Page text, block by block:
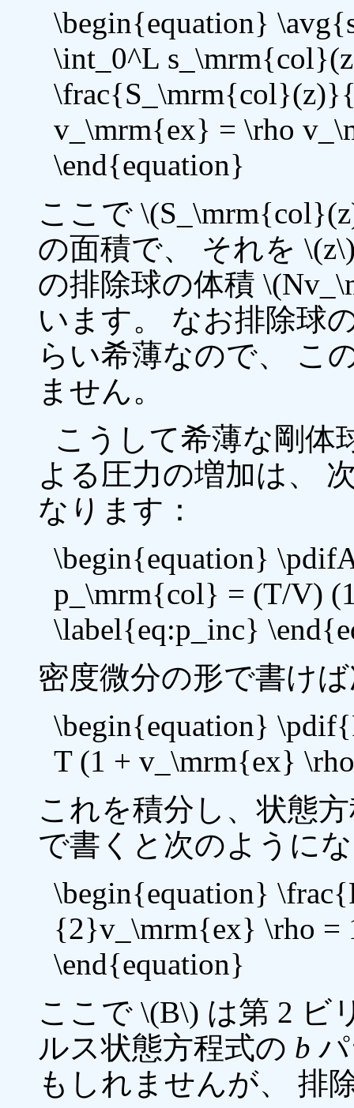
\begin{equation}
\int_0^L
v_\mrm{ex} = \rho
\end{equation}
ここで
の面積で、 それを
の排除球の体積
います。 なお排除球
らい希薄なので、 こ
ません。
こうして希薄な剛体
よる圧力の増加は、
なります：
\begin{equation}
p_\mrm{col} = (T/V)
\label{eq:p_inc}
密度微分の形で書け
\begin{equation}
T (1 + v_\mrm{ex}
これを積分し、状態
で書くと次のように
\begin{equation}
{2}v_\mrm{ex} \rho =
\end{equation}
ここで \(B\) は第 2 ビ
ルス状態方程式の b
もしれませんが、 排